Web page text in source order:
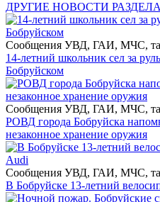
ДРУГИЕ НОВОСТИ РАЗДЕЛА
Сообщения УВД, ГАИ, МЧС,
14-летний школьник сел за
Бобруйском
Сообщения УВД, ГАИ, МЧС,
РОВД города Бобруйска
незаконное хранение оружия
Сообщения УВД, ГАИ, МЧС,
В Бобруйске 13-летний